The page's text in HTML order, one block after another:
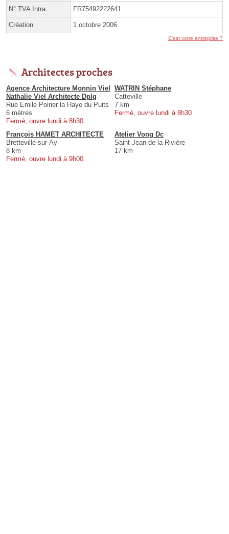
N° TVA Intra. FR75492222641
Création 1 octobre 2006
C'est votre entreprise ?
Architectes proches
Agence Architecture Monnin Viel
Nathalie Viel Architecte Dplg
Rue Emile Poirier la Haye du Puits
6 mètres
Fermé, ouvre lundi à 8h30
WATRIN Stéphane
Catteville
7 km
Fermé, ouvre lundi à 8h30
François HAMET ARCHITECTE
Bretteville-sur-Ay
8 km
Fermé, ouvre lundi à 9h00
Atelier Vong Dc
Saint-Jean-de-la-Rivière
17 km